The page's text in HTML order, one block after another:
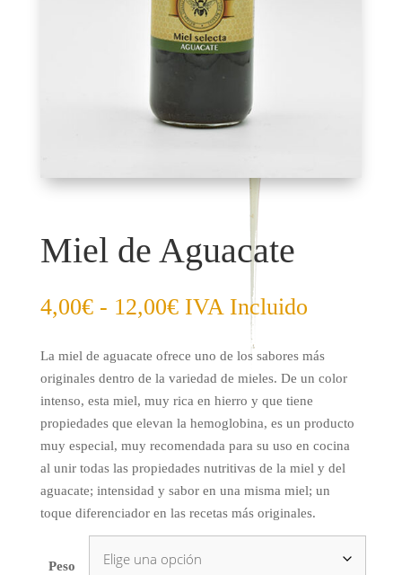
Miel de Aguacate
4,00€ - 12,00€Rango
precios:
desde
4,00€
hasta
12,00€
IVA Incluido
La miel de aguacate ofrece uno de los sabores más
originales dentro de la variedad de mieles. De un color
intenso, esta miel, muy rica en hierro y que tiene
propiedades que elevan la hemoglobina, es un producto
muy especial, muy recomendada para su uso en cocina
al unir todas las propiedades nutritivas de la miel y del
aguacate; intensidad y sabor en una misma miel; un
toque diferenciador en las recetas más originales.
Peso